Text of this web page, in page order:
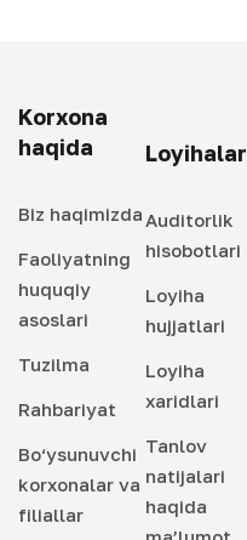
Korxona
haqida
Biz haqimizda
Faoliyatning
huquqiy
asoslari
Tuzilma
Rahbariyat
Bo‘ysunuvchi
korxonalar va
filiallar
Loyihalar
Auditorlik
hisobotlari
Loyiha
hujjatlari
Loyiha
xaridlari
Tanlov
natijalari
haqida